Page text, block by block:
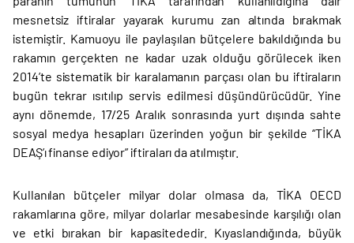
mesnetsiz iftiralar yayarak kurumu zan altında bırakmak
istemiştir. Kamuoyu ile paylaşılan bütçelere bakıldığında bu
rakamın gerçekten ne kadar uzak olduğu görülecek iken
2014’te sistematik bir karalamanın parçası olan bu iftiraların
bugün tekrar ısıtılıp servis edilmesi düşündürücüdür. Yine
aynı dönemde, 17/25 Aralık sonrasında yurt dışında sahte
sosyal medya hesapları üzerinden yoğun bir şekilde “TİKA
DEAŞ’ı finanse ediyor” iftiraları da atılmıştır.
Kullanılan bütçeler milyar dolar olmasa da, TİKA OECD
rakamlarına göre, milyar dolarlar mesabesinde karşılığı olan
ve etki bırakan bir kapasitededir. Kıyaslandığında, büyük